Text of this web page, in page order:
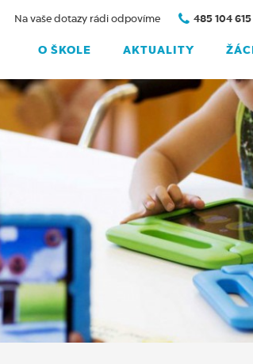
O ŠKOLE AKTUALITY ŽÁCI
Na vaše dotazy rádi odpovíme 485 104 615